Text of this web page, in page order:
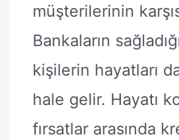
müşterilerinin
Bankaların
kişilerin hayatları
hale gelir. Hayatı
fırsatlar arasında